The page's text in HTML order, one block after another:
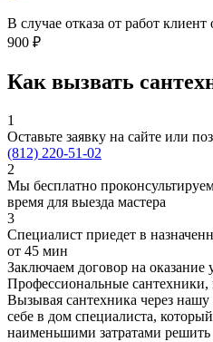
В случае отказа от работ
900 ₽
Как вызвать
1
Оставьте заявку на сайте или
(812) 220-51-02
2
Мы бесплатно
время для выезда мастера
3
Специалист приедет в
от 45 мин
Заключаем договор на оказание
Профессиональные
Вызывая сантехника через
себе в дом специалиста,
наименьшими затратами